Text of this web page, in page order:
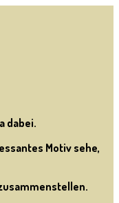
dabei.
Motiv sehe,